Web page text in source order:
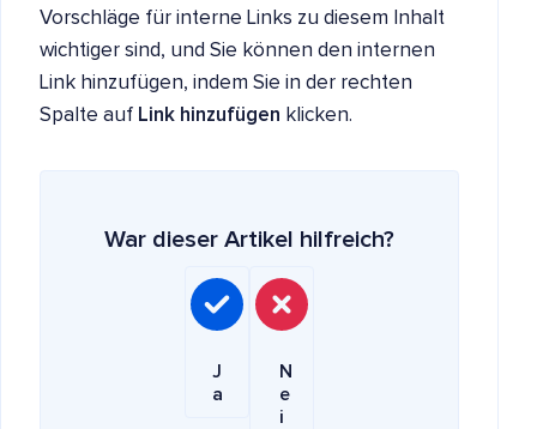
Vorschläge für interne Links zu diesem Inhalt
wichtiger sind, und Sie können den internen
Link hinzufügen, indem Sie in der rechten
Spalte auf Link hinzufügen klicken.
War dieser Artikel hilfreich?
J
a
N
e
i